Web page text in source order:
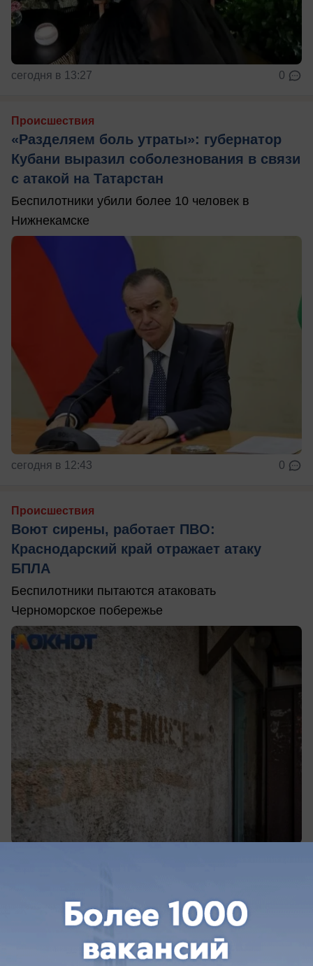
сегодня в 13:27 0
Происшествия
«Разделяем боль утраты»: губернатор
Кубани выразил соболезнования в связи
с атакой на Татарстан
Беспилотники убили более 10 человек в
Нижнекамске
сегодня в 12:43 0
Происшествия
Воют сирены, работает ПВО:
Краснодарский край отражает атаку
БПЛА
Беспилотники пытаются атаковать
Черноморское побережье
Общество
Два города Краснодарского края попали
в топ-10 самых душных мест страны
Духота накрыла города Черноморского